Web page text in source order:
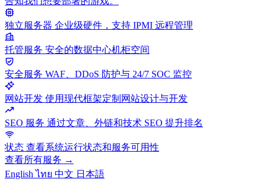
独立服务器 企业级硬件，支持 IPMI 远程管理
托管服务 安全的数据中心机柜空间
安全服务 WAF、DDoS 防护与 24/7 SOC 监控
网站开发 使用现代框架定制网站设计与开发
SEO 服务 通过文章、外链和技术 SEO 提升排名
状态 查看系统运行状态和服务可用性
查看所有服务 →
Englishไทย 中文 日本語